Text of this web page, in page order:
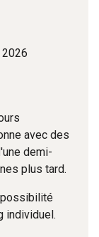
avec des
demi-
plus tard.
possibilité
individuel.